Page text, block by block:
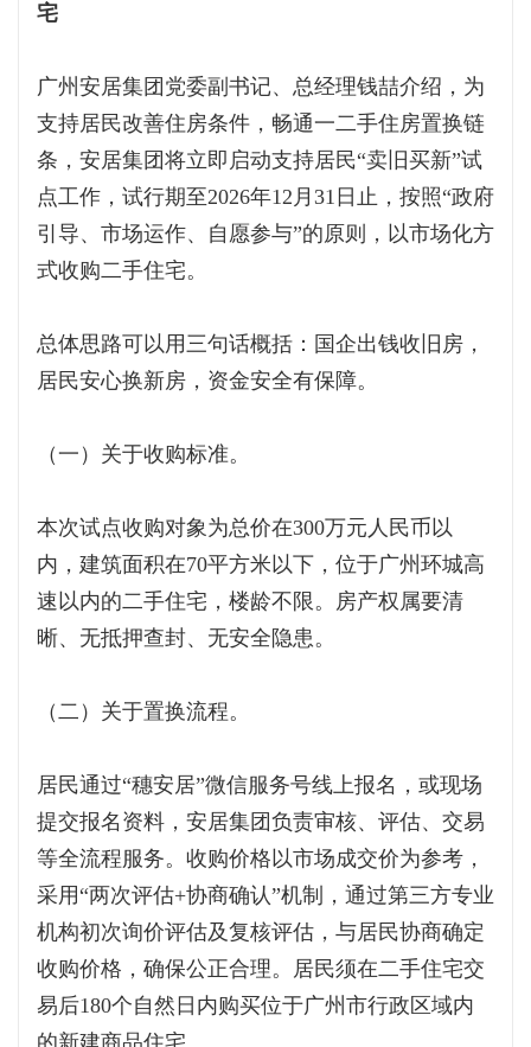
宅
广州安居集团党委副书记、总经理钱喆介绍，为
支持居民改善住房条件，畅通一二手住房置换链
条，安居集团将立即启动支持居民“卖旧买新”试
点工作，试行期至2026年12月31日止，按照“政府
引导、市场运作、自愿参与”的原则，以市场化方
式收购二手住宅。
总体思路可以用三句话概括：国企出钱收旧房，
居民安心换新房，资金安全有保障。
（一）关于收购标准。
本次试点收购对象为总价在300万元人民币以
内，建筑面积在70平方米以下，位于广州环城高
速以内的二手住宅，楼龄不限。房产权属要清
晰、无抵押查封、无安全隐患。
（二）关于置换流程。
居民通过“穗安居”微信服务号线上报名，或现场
提交报名资料，安居集团负责审核、评估、交易
等全流程服务。收购价格以市场成交价为参考，
采用“两次评估+协商确认”机制，通过第三方专业
机构初次询价评估及复核评估，与居民协商确定
收购价格，确保公正合理。居民须在二手住宅交
易后180个自然日内购买位于广州市行政区域内